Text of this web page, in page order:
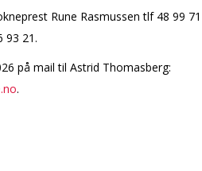
Rune Rasmussen tlf 48 99
93 21.
på mail til Astrid Thomasberg:
.